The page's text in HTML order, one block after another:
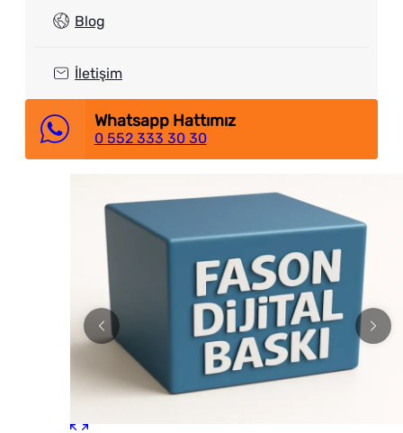
Blog
İletişim
Whatsapp Hattımız
0 552 333 30 30